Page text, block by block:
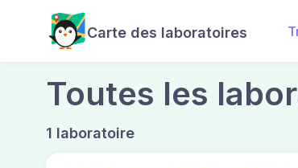
Carte des laboratoires
Toutes les
1 laboratoire